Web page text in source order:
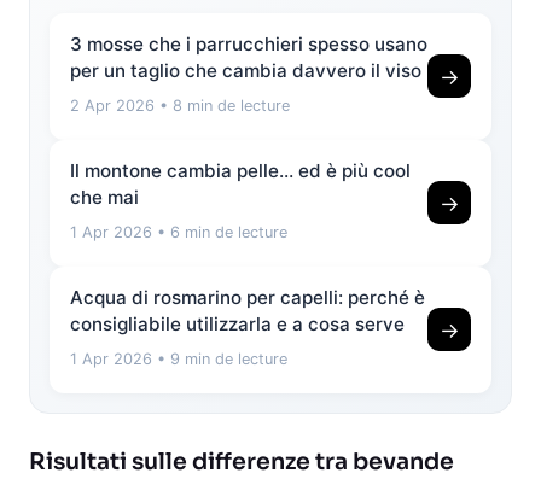
3 mosse che i parrucchieri spesso usano
per un taglio che cambia davvero il viso
2 Apr 2026 • 8 min de lecture
→
Il montone cambia pelle… ed è più cool
che mai
1 Apr 2026 • 6 min de lecture
→
Acqua di rosmarino per capelli: perché è
consigliabile utilizzarla e a cosa serve
1 Apr 2026 • 9 min de lecture
→
Risultati sulle differenze tra bevande